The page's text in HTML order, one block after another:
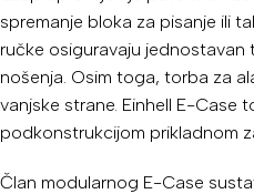
spremanje bloka za pisanje ili
ručke osiguravaju
nošenja. Osim toga, torba za
vanjske strane. Einhell E-Case
podkonstrukcijom prikladnom
Član modularnog E-Case